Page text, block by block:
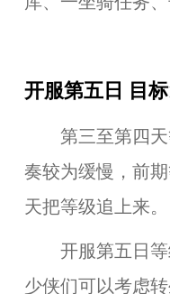
开服第五日 目
第三至第四天
奏较为缓慢，前
天把等级追上来。
开服第五日等
少侠们可以考虑转